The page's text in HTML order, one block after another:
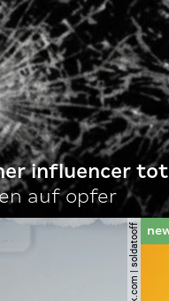
influencer tot
auf opfer